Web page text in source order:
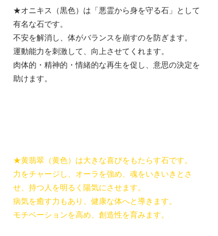
★オニキス（黒色）は「悪霊から身を守る石」として
有名な石です。
不安を解消し、体がバランスを崩すのを防ぎます。
運動能力を刺激して、向上させてくれます。
肉体的・精神的・情緒的な再生を促し、意思の決定を
助けます。
★黄翡翠（黄色）は大きな喜びをもたらす石です。
力をチャージし、オーラを強め、魂をいきいきとさ
せ、持つ人を明るく陽気にさせます。
病気を癒す力もあり、健康な体へと導きます。
モチベーションを高め、創造性を育みます。